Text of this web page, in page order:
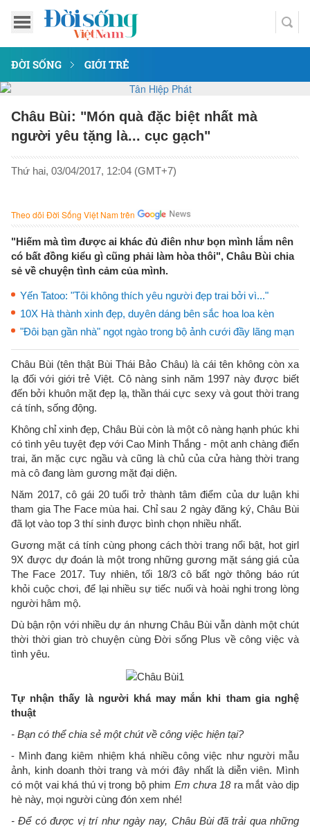
ĐỜI SỐNG GIỚI TRẺ
Châu Bùi: "Món quà đặc biệt nhất mà
người yêu tặng là... cục gạch"
Thứ hai, 03/04/2017, 12:04 (GMT+7)
Theo dõi Đời Sống Việt Nam trên
"Hiếm mà tìm được ai khác đủ điên như bọn mình lắm nên
có bất đồng kiểu gì cũng phải làm hòa thôi", Châu Bùi chia
sẻ về chuyện tình cảm của mình.
Yến Tatoo: "Tôi không thích yêu người đẹp trai bởi vì..."
10X Hà thành xinh đẹp, duyên dáng bên sắc hoa loa kèn
"Đôi bạn gần nhà" ngọt ngào trong bộ ảnh cưới đầy lãng mạn
Châu Bùi (tên thật Bùi Thái Bảo Châu) là cái tên không còn xa
lạ đối với giới trẻ Việt. Cô nàng sinh năm 1997 này được biết
đến bởi khuôn mặt đẹp lạ, thần thái cực sexy và gout thời trang
cá tính, sống động.
Không chỉ xinh đẹp, Châu Bùi còn là một cô nàng hạnh phúc khi
có tình yêu tuyệt đẹp với Cao Minh Thắng - một anh chàng điển
trai, ăn mặc cực ngầu và cũng là chủ của cửa hàng thời trang
mà cô đang làm gương mặt đại diện.
Năm 2017, cô gái 20 tuổi trở thành tâm điểm của dư luận khi
tham gia The Face mùa hai. Chỉ sau 2 ngày đăng ký, Châu Bùi
đã lọt vào top 3 thí sinh được bình chọn nhiều nhất.
Gương mặt cá tính cùng phong cách thời trang nổi bật, hot girl
9X được dự đoán là một trong những gương mặt sáng giá của
The Face 2017. Tuy nhiên, tối 18/3 cô bất ngờ thông báo rút
khỏi cuộc chơi, để lại nhiều sự tiếc nuối và hoài nghi trong lòng
người hâm mộ.
Dù bận rộn với nhiều dự án nhưng Châu Bùi vẫn dành một chút
thời thời gian trò chuyện cùng Đời sống Plus về công việc và
tình yêu.
Tự nhận thấy là người khá may mắn khi tham gia nghệ
thuật
- Bạn có thể chia sẻ một chút về công việc hiện tại?
- Mình đang kiêm nhiệm khá nhiều công việc như người mẫu
ảnh, kinh doanh thời trang và mới đây nhất là diễn viên. Mình
có một vai khá thú vị trong bộ phim Em chưa 18ra mắt vào dịp
hè này, mọi người cùng đón xem nhé!
- Để có được vị trí như ngày nay, Châu Bùi đã trải qua những